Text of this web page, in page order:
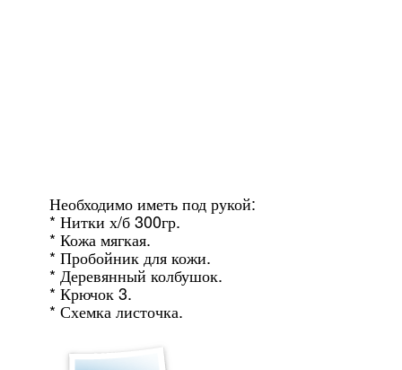
Необходимо иметь под рукой:
* Нитки х/б 300гр.
* Кожа мягкая.
* Пробойник для кожи.
* Деревянный колбушок.
* Крючок 3.
* Схемка листочка.